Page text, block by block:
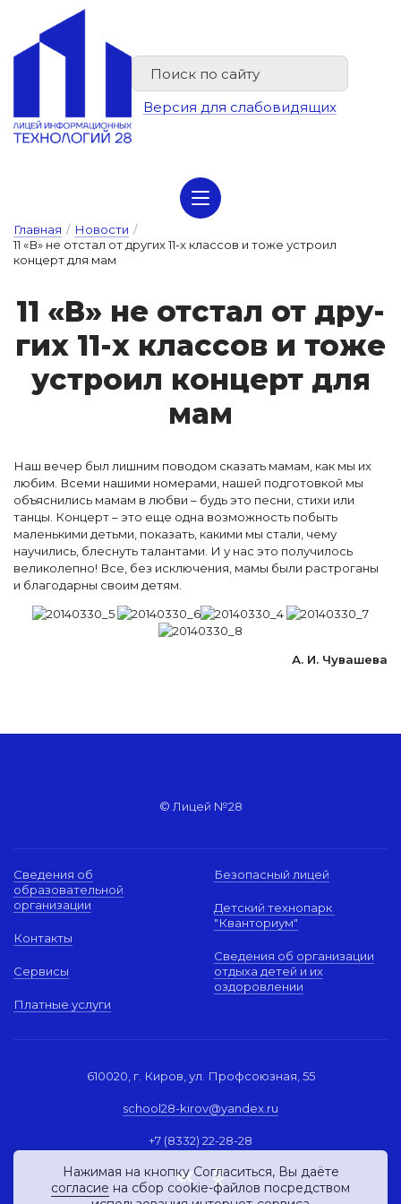
Версия для слабовидящих
Главная / Новости /
11 «В» не отстал от других 11-х классов и тоже устроил
концерт для мам
11 «В» не от­стал от дру­
гих 11-х клас­сов и то­же
ус­тро­ил кон­церт для
мам
Наш вечер был лишним поводом сказать мамам, как мы их
любим. Всеми нашими номерами, нашей подготовкой мы
объяснились мамам в любви – будь это песни, стихи или
танцы. Концерт – это еще одна возможность побыть
маленькими детьми, показать, какими мы стали, чему
научились, блеснуть талантами. И у нас это получилось
великолепно! Все, без исключения, мамы были растроганы
и благодарны своим детям.
А. И. Чувашева
© Лицей №28
Сведения об
образовательной
организации
Контакты
Сервисы
Платные услуги
Безопасный лицей
Детский технопарк
"Кванториум"
Сведения об организации
отдыха детей и их
оздоровлении
610020, г. Киров, ул. Профсоюзная, 55
school28-kirov@yandex.ru
+7 (8332) 22-28-28
Нажимая на кнопку Согласиться, Вы даёте
согласие на сбор cookie-файлов посредством